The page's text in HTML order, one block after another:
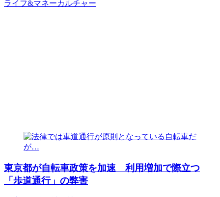
ライフ&マネーカルチャー
東京都が自転車政策を加速 利用増加で際立つ
「歩道通行」の弊害